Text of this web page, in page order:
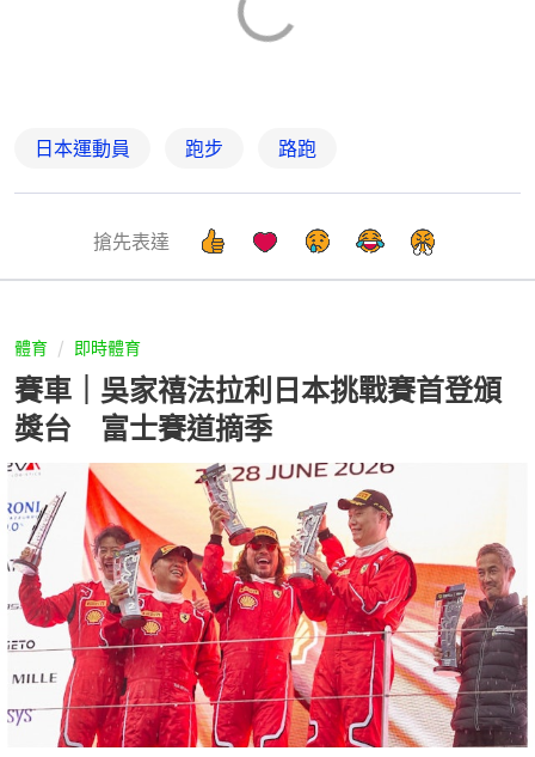
日本運動員 跑步 路跑
搶先表達
體育 即時體育
賽車｜吳家禧法拉利日本挑戰賽首登頒
獎台 富士賽道摘季